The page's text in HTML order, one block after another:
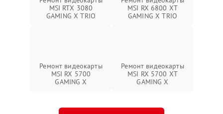
MSI RTX 3080
GAMING X TRIO
MSI RX 6800 XT
GAMING X TRIO
Ремонт видеокарты
MSI RX 5700
GAMING X
Ремонт видеокарты
MSI RX 5700 XT
GAMING X